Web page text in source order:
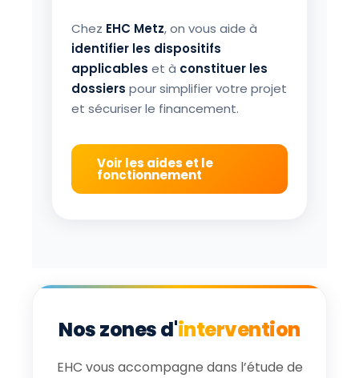
Chez EHC Metz, on vous aide à
identifier les dispositifs
applicables et à constituer les
dossiers pour simplifier votre projet
et sécuriser le financement.
Voir les aides et le
fonctionnement
Nos zones d'intervention
EHC vous accompagne dans l’étude de